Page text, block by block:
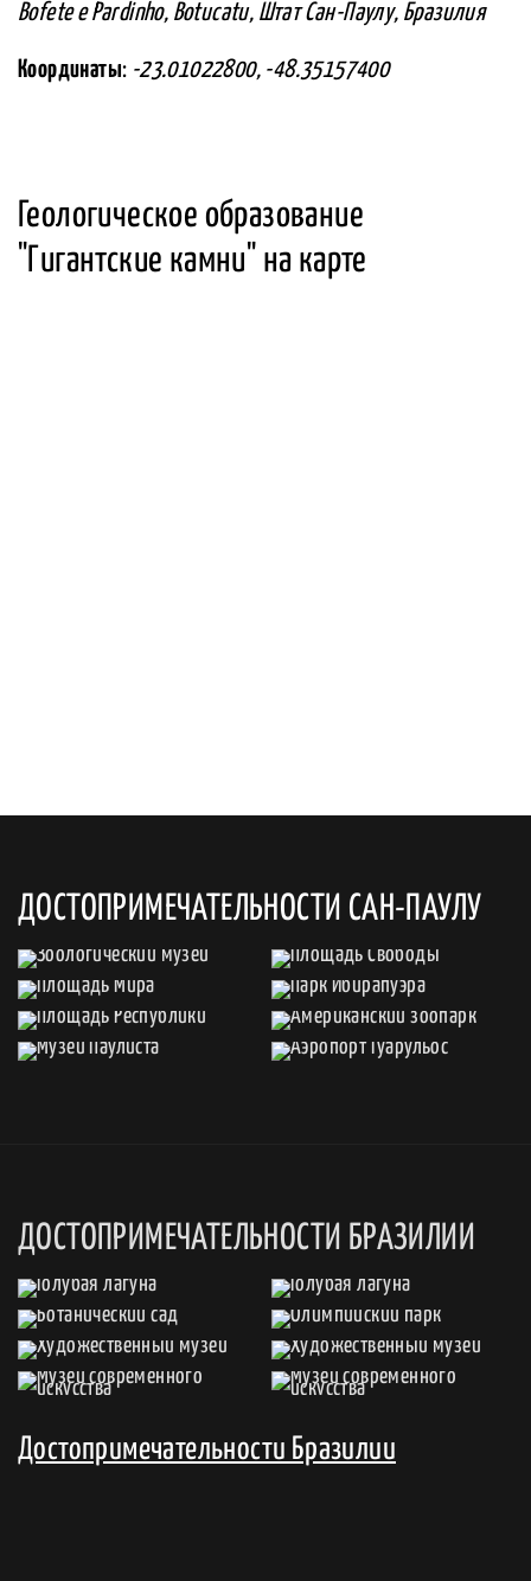
Bofete e Pardinho, Botucatu, Штат Сан-Паулу, Бразилия
Координаты: -23.01022800, -48.35157400
Геологическое образование
"Гигантские камни" на карте
ДОСТОПРИМЕЧАТЕЛЬНОСТИ САН-ПАУЛУ
ДОСТОПРИМЕЧАТЕЛЬНОСТИ БРАЗИЛИИ
Достопримечательности Бразилии